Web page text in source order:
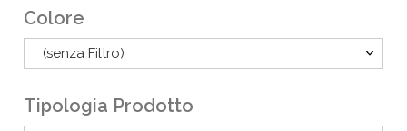
Colore
(senza Filtro)
Tipologia Prodotto